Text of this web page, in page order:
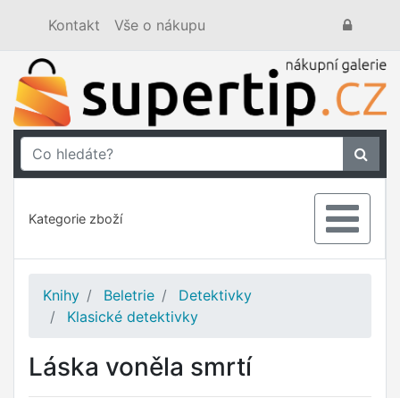
Kontakt Vše o nákupu
Kategorie zboží
Knihy Beletrie
Detektivky
Klasické detektivky
Láska voněla smrtí